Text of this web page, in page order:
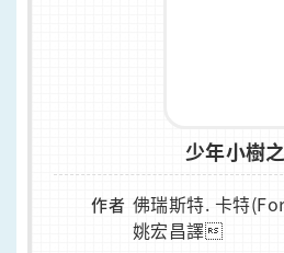
少年小樹
作者 佛瑞斯特. 卡特
姚宏昌譯